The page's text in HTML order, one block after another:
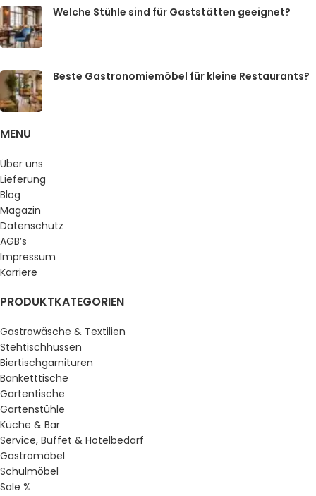
Welche Stühle sind für Gaststätten geeignet?
Beste Gastronomiemöbel für kleine Restaurants?
MENU
Über uns
Lieferung
Blog
Magazin
Datenschutz
AGB’s
Impressum
Karriere
PRODUKTKATEGORIEN
Gastrowäsche & Textilien
Stehtischhussen
Biertischgarnituren
Banketttische
Gartentische
Gartenstühle
Küche & Bar
Service, Buffet & Hotelbedarf
Gastromöbel
Schulmöbel
Sale %